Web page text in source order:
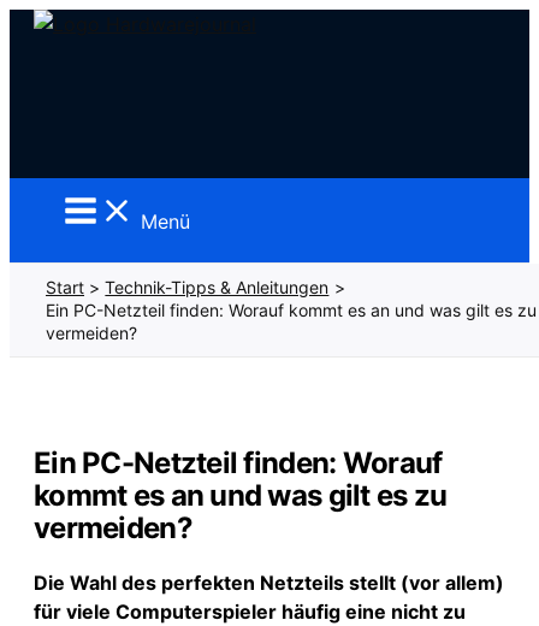
Zum
Menü
Start
Technik-Tipps & Anleitungen
Ein PC-Netzteil finden: Worauf kommt es an und was gilt es zu
vermeiden?
Ein PC-Netzteil finden: Worauf
kommt es an und was gilt es zu
vermeiden?
Die Wahl des perfekten Netzteils stellt (vor allem)
für viele Computerspieler häufig eine nicht zu